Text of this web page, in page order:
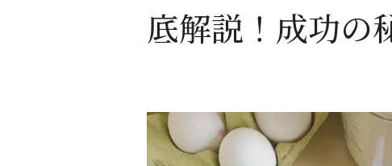
底解説！成功の